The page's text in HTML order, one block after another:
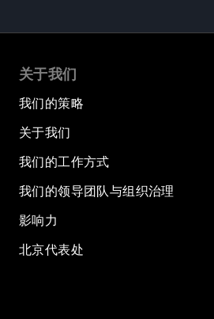
关于我们
我们的策略
关于我们
我们的工作方式
我们的领导团队与组织治理
影响力
北京代表处